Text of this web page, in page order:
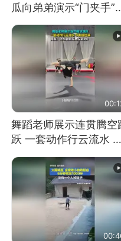
瓜向弟弟演示“门夹手”
网友：果然言传不如身
教！
舞蹈老师展示连贯腾空
跃 一套动作行云流水 节
奏感拉满 网友：怎么做
到又舞又武的？